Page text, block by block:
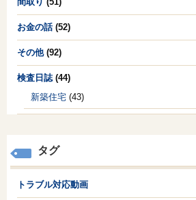
お金の話(52)
その他(92)
検査日誌 (44)
新築住宅 (43)
タグ
トラブル対応動画